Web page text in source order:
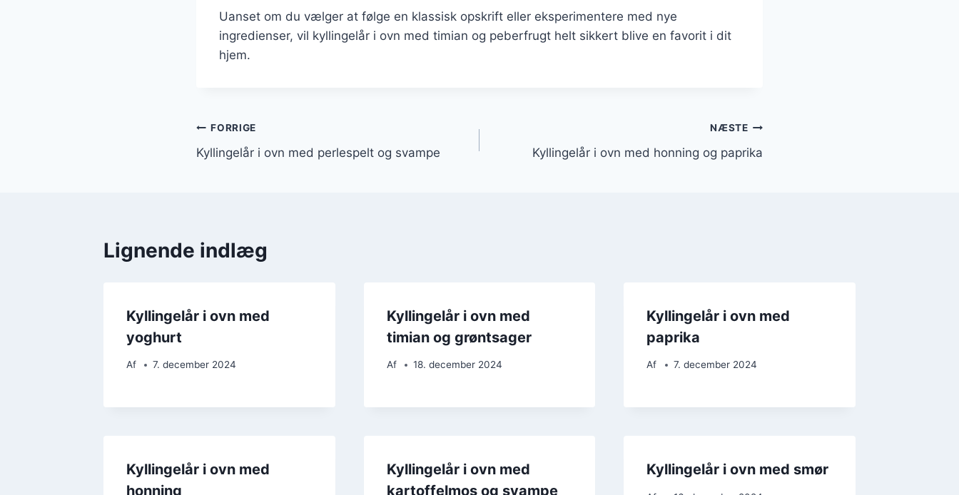
Uanset om du vælger at følge en klassisk opskrift eller eksperimentere med nye
ingredienser, vil kyllingelår i ovn med timian og peberfrugt helt sikkert blive en favorit i dit
hjem.
Indlægsnavigation
FORRIGE
Kyllingelår i ovn med perlespelt og svampe
NÆSTE
Kyllingelår i ovn med honning og paprika
Lignende indlæg
Kyllingelår i ovn med
yoghurt
Af 7. december 2024
Kyllingelår i ovn med
timian og grøntsager
Af 18. december 2024
Kyllingelår i ovn med
paprika
Af 7. december 2024
Kyllingelår i ovn med
honning
Kyllingelår i ovn med
kartoffelmos og svampe
Kyllingelår i ovn med smør